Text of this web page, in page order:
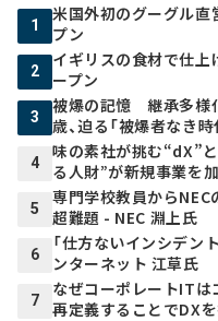
1
米国外初のグーグル直
プン
2
イギリスの食材で仕上
ープン
3
被爆の記憶 継承多様
歳、迫る「被爆者なき時
4
味の素社が挑む“dX”と
る人財”が新規事業を
5
専門学校教員からNEC
超難題 - NEC 淵上氏
6
「仕方ないインシデン
ンターネット 江草氏
7
なぜコーポレートITは
再定義することでDX